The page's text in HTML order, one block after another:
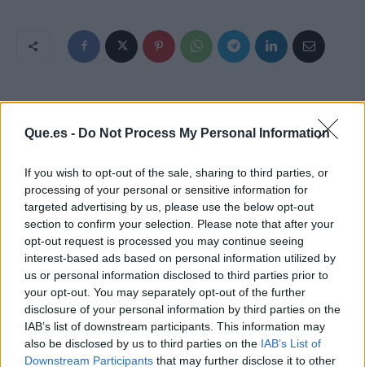
Que.es - Do Not Process My Personal Information
If you wish to opt-out of the sale, sharing to third parties, or
processing of your personal or sensitive information for
targeted advertising by us, please use the below opt-out
section to confirm your selection. Please note that after your
opt-out request is processed you may continue seeing
interest-based ads based on personal information utilized by
us or personal information disclosed to third parties prior to
your opt-out. You may separately opt-out of the further
disclosure of your personal information by third parties on the
IAB’s list of downstream participants. This information may
also be disclosed by us to third parties on the IAB’s List of
Downstream Participants that may further disclose it to other
Publicidad